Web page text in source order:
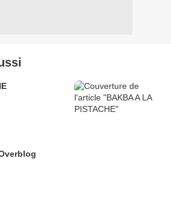
publié depuis Overblog